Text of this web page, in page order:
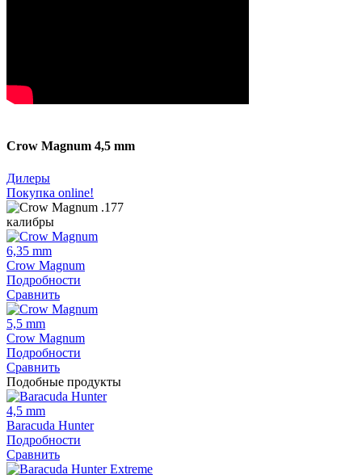
Crow Magnum 4,5 mm
Дилеры
Покупка online!
калибры
6,35 mm
Crow Magnum
Подробности
Сравнить
5,5 mm
Crow Magnum
Подробности
Сравнить
Подобные продукты
4,5 mm
Baracuda Hunter
Подробности
Сравнить